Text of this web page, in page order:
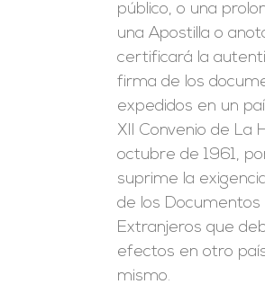
público, o una
una Apostilla o
certificará la
firma de los
expedidos en un
XII Convenio de La
octubre de 1961,
suprime la
de los Documentos
Extranjeros que
efectos en otro
mismo.